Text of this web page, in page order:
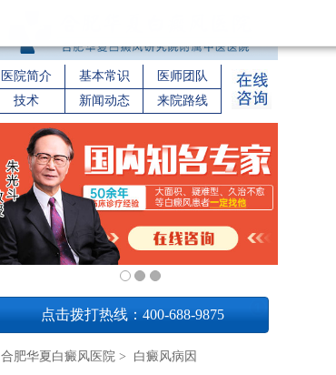
医院简介 基本常识
医师团队
技术
新闻动态 来院路线
点击拨打热线：400-688-9875
合肥华夏白癜风医院 > 白癜风病因